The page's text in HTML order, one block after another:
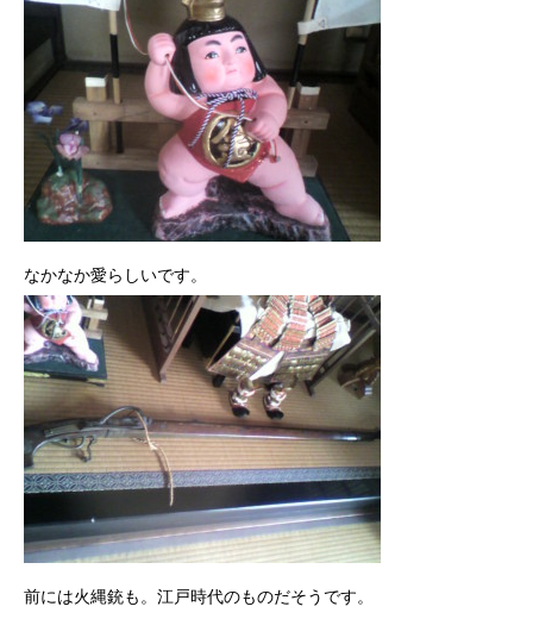
なかなか愛らしいです。
前には火縄銃も。江戸時代のものだそうです。